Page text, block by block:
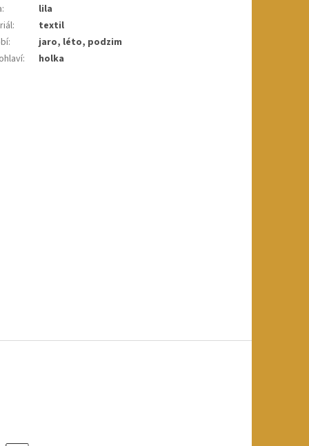
:
lila
:
textil
:
jaro, léto, podzim
: holka